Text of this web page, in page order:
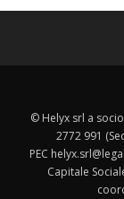
© Helyx srl a
2772 991
PEC
Capitale